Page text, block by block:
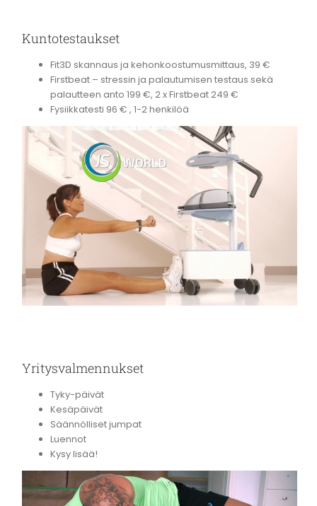
Kuntotestaukset
Fit3D skannaus ja kehonkoostumusmittaus, 39 €
Firstbeat – stressin ja palautumisen testaus sekä
palautteen anto 199 €, 2 x Firstbeat 249 €
Fysiikkatesti 96 € , 1-2 henkilöä
Yritysvalmennukset
Tyky-päivät
Kesäpäivät
Säännölliset jumpat
Luennot
Kysy lisää!